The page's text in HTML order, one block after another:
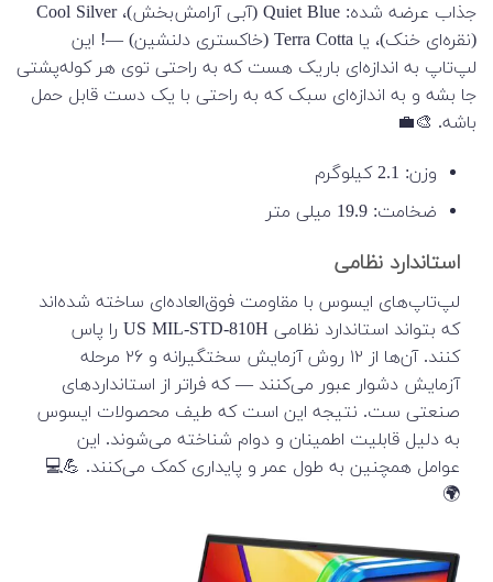
جذاب عرضه شده: Quiet Blue (آبی آرامش‌بخش)، Cool Silver
(نقره‌ای خنک)، یا Terra Cotta (خاکستری دلنشین) —! این
لپ‌تاپ به اندازه‌ای باریک هست که به راحتی توی هر کوله‌پشتی
جا بشه و به اندازه‌ای سبک که به راحتی با یک دست قابل حمل
باشه. 🎨💼
وزن: 2.1 کیلوگرم
ضخامت: 19.9 میلی متر
استاندارد نظامی
لپ‌تاپ‌های ایسوس با مقاومت فوق‌العاده‌ای ساخته شده‌اند
که بتواند استاندارد نظامی US MIL-STD-810H را پاس
کنند. آن‌ها از ۱۲ روش آزمایش سختگیرانه و ۲۶ مرحله
آزمایش دشوار عبور می‌کنند — که فراتر از استانداردهای
صنعتی ست. نتیجه این است که طیف محصولات ایسوس
به دلیل قابلیت اطمینان و دوام شناخته می‌شوند. این
عوامل همچنین به طول عمر و پایداری کمک می‌کنند. 💪💻
🌍